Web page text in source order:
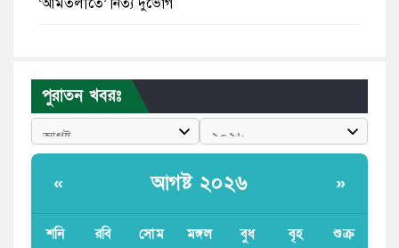
‘আমতলীতে’ নিত্য দুর্ভোগ
পুলিশকে পিটিয়ে রক্তাক্ত করেছি এ দৃশ্য কি আপনারা দেখেননি:
এনসিপি নেতা
সরকার
পুরাতন খবরঃ
« আগষ্ট ২০২৬ »
শনি রবি সোম মঙ্গল বুধ বৃহ শুক্র